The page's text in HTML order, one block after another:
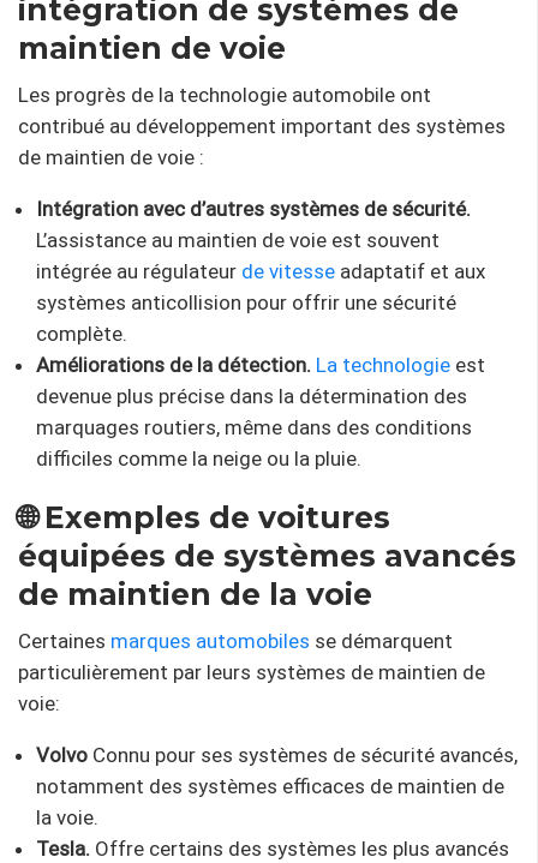
intégration de systèmes de
maintien de voie
Les progrès de la technologie automobile ont
contribué au développement important des systèmes
de maintien de voie :
Intégration avec d’autres systèmes de sécurité.
L’assistance au maintien de voie est souvent
intégrée au régulateur de vitesse adaptatif et aux
systèmes anticollision pour offrir une sécurité
complète.
Améliorations de la détection. La technologie est
devenue plus précise dans la détermination des
marquages ​​routiers, même dans des conditions
difficiles comme la neige ou la pluie.
🌐 Exemples de voitures
équipées de systèmes avancés
de maintien de la voie
Certaines marques automobiles se démarquent
particulièrement par leurs systèmes de maintien de
voie:
Volvo Connu pour ses systèmes de sécurité avancés,
notamment des systèmes efficaces de maintien de
la voie.
Tesla. Offre certains des systèmes les plus avancés